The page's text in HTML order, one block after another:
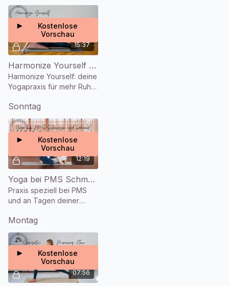
15:37
Kostenlose
Vorschau
Harmonize Yourself (15 Min.)
Harmonize Yourself: deine
Yogapraxis für mehr Ruhe,
Entschleunigung.
Sonntag
12:19
Kostenlose
Vorschau
Yoga bei PMS Schmerzen und während der Menstruation (12 Min.)
Praxis speziell bei PMS
und an Tagen deiner
Montag
07:56
Kostenlose
Vorschau